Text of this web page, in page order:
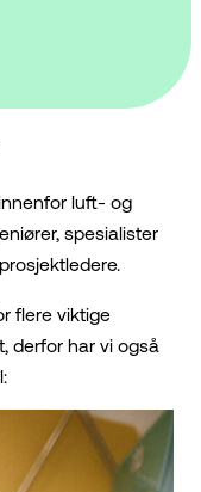
luft- og
spesialister
flere viktige
derfor har vi også